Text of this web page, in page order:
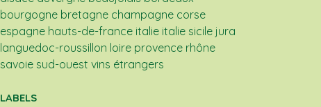
bourgogne bretagne champagne corse
espagne hauts-de-france italie italie sicile jura
languedoc-roussillon loire provence rhône
savoie sud-ouest vins étrangers
LABELS